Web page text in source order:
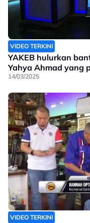
VIDEO TERKINI
YAKEB hulurkan
Yahya Ahmad yang
14/03/2025
VIDEO TERKINI